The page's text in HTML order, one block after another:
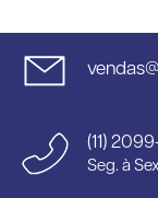
(11)
Seg. à